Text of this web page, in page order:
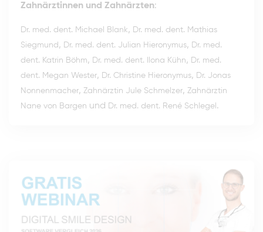
Zahnärztinnen und Zahnärzten:
Dr. med. dent. Michael Blank, Dr. med. dent. Mathias
Siegmund , Dr. med. dent. Julian Hieronymus, Dr. med.
dent. Katrin Böhm, Dr. med. dent. Ilona Kühn, Dr. med.
dent. Megan Wester, Dr. Christine Hieronymus, Dr. Jonas
Nonnenmacher, Zahnärztin Jule Schmelzer, Zahnärztin
Nane von Bargen und Dr. med. dent. René Schlegel .